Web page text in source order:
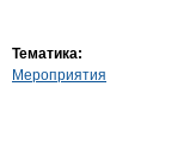
Тематика:
Мероприятия